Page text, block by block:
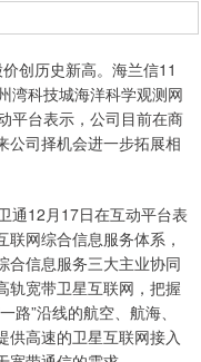
创历史新高。海兰信11
湾科技城海洋科学观测网
平台表示，公司目前在商
公司择机会进一步拓展相
12月17日在互动平台表
网综合信息服务体系，
合信息服务三大主业协同
轨宽带卫星互联网，把握
路”沿线的航空、航海、
供高速的卫星互联网接入